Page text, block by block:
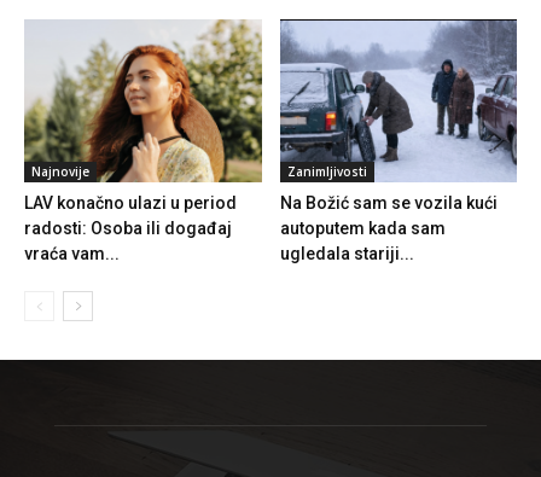
Najnovije
LAV konačno ulazi u period
radosti: Osoba ili događaj
vraća vam...
Zanimljivosti
Na Božić sam se vozila kući
autoputem kada sam
ugledala stariji...